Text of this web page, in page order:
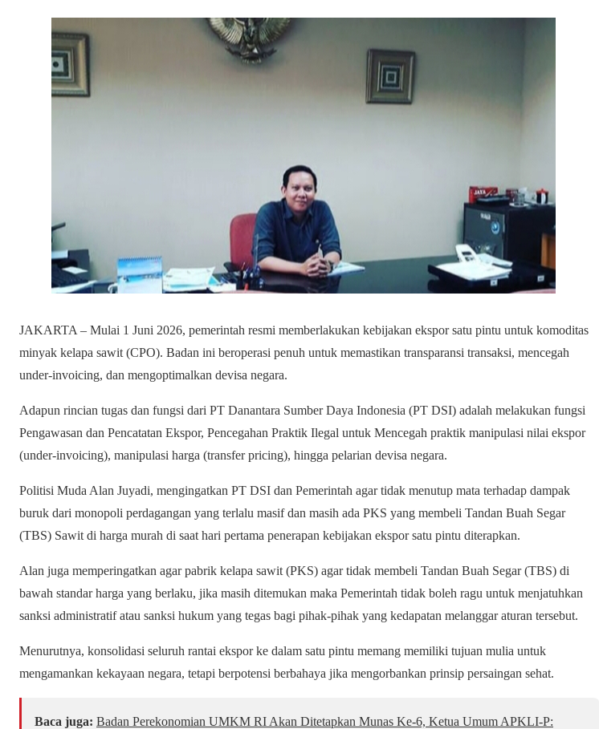
JAKARTA – Mulai 1 Juni 2026, pemerintah resmi memberlakukan kebijakan ekspor satu pintu untuk komoditas
minyak kelapa sawit (CPO). Badan ini beroperasi penuh untuk memastikan transparansi transaksi, mencegah
under-invoicing, dan mengoptimalkan devisa negara.
Adapun rincian tugas dan fungsi dari PT Danantara Sumber Daya Indonesia (PT DSI) adalah melakukan fungsi
Pengawasan dan Pencatatan Ekspor, Pencegahan Praktik Ilegal untuk Mencegah praktik manipulasi nilai ekspor
(under-invoicing), manipulasi harga (transfer pricing), hingga pelarian devisa negara.
Politisi Muda Alan Juyadi, mengingatkan PT DSI dan Pemerintah agar tidak menutup mata terhadap dampak
buruk dari monopoli perdagangan yang terlalu masif dan masih ada PKS yang membeli Tandan Buah Segar
(TBS) Sawit di harga murah di saat hari pertama penerapan kebijakan ekspor satu pintu diterapkan.
Alan juga memperingatkan agar pabrik kelapa sawit (PKS) agar tidak membeli Tandan Buah Segar (TBS) di
bawah standar harga yang berlaku, jika masih ditemukan maka Pemerintah tidak boleh ragu untuk menjatuhkan
sanksi administratif atau sanksi hukum yang tegas bagi pihak-pihak yang kedapatan melanggar aturan tersebut.
Menurutnya, konsolidasi seluruh rantai ekspor ke dalam satu pintu memang memiliki tujuan mulia untuk
mengamankan kekayaan negara, tetapi berpotensi berbahaya jika mengorbankan prinsip persaingan sehat.
Baca juga: Badan Perekonomian UMKM RI Akan Ditetapkan Munas Ke-6, Ketua Umum APKLI-P: